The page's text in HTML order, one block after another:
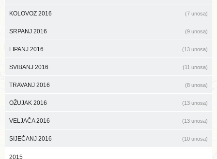
KOLOVOZ 2016 (7 unosa)
SRPANJ 2016 (9 unosa)
LIPANJ 2016 (13 unosa)
SVIBANJ 2016 (11 unosa)
TRAVANJ 2016 (8 unosa)
OŽUJAK 2016 (13 unosa)
VELJAČA 2016 (13 unosa)
SIJEČANJ 2016 (10 unosa)
2015